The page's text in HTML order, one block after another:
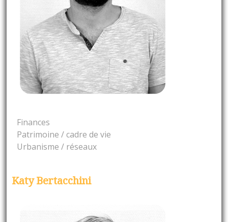
Finances
Patrimoine / cadre de vie
Urbanisme / réseaux
Katy Bertacchini